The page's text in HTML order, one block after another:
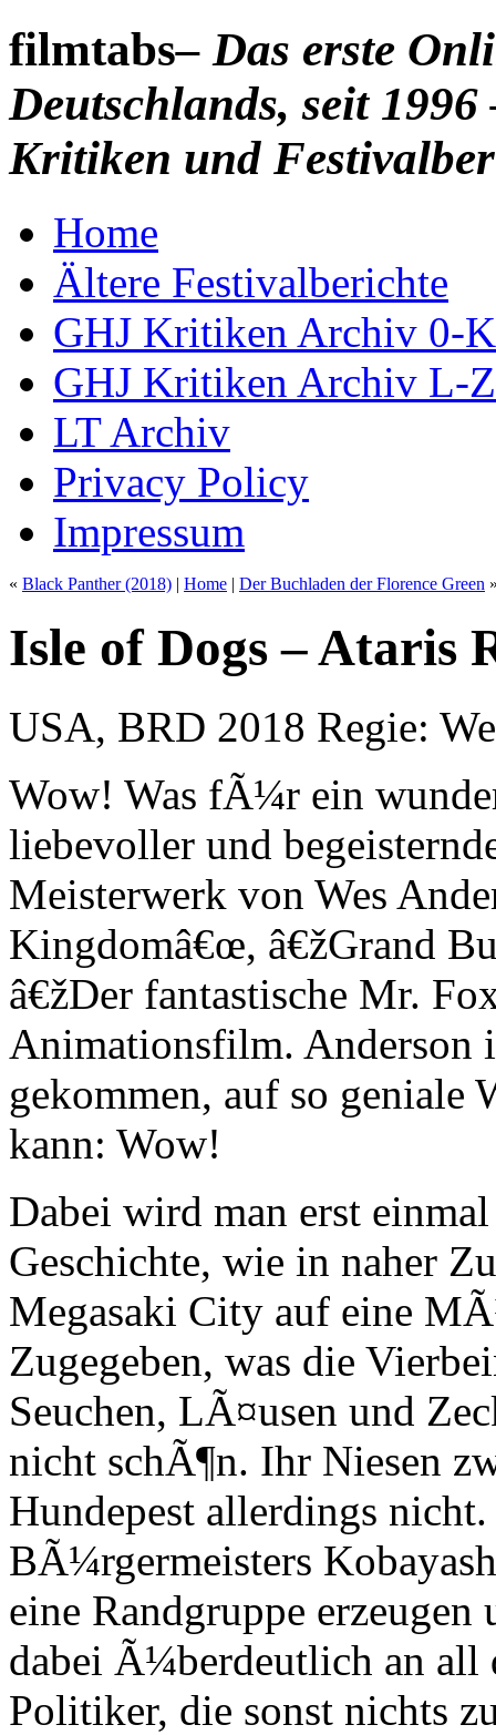
filmtabs– Das erste
Deutschlands, seit
Kritiken und
Home
Ältere Festivalberichte
GHJ Kritiken Archiv 0-K
GHJ Kritiken Archiv L-Z
LT Archiv
Privacy Policy
Impressum
« Black Panther (2018) | Home | Der Buchladen der Florence Green
Isle of Dogs – Ataris
USA, BRD 2018 Regie:
Wow! Was fÃ¼r ein
liebevoller und
Meisterwerk von Wes
Kingdomâ€œ, â€žGrand
â€žDer fantastische Mr.
Animationsfilm. Anderson
gekommen, auf so geniale
kann: Wow!
Dabei wird man erst
Geschichte, wie in naher
Megasaki City auf eine
Zugegeben, was die
Seuchen, LÃ¤usen und
nicht schÃ¶n. Ihr Niesen
Hundepest allerdings
BÃ¼rgermeisters
eine Randgruppe
dabei Ã¼berdeutlich an all
Politiker, die sonst nichts